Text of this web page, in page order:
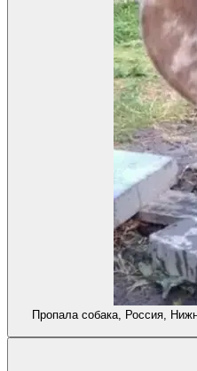
Пропала собака, Россия,